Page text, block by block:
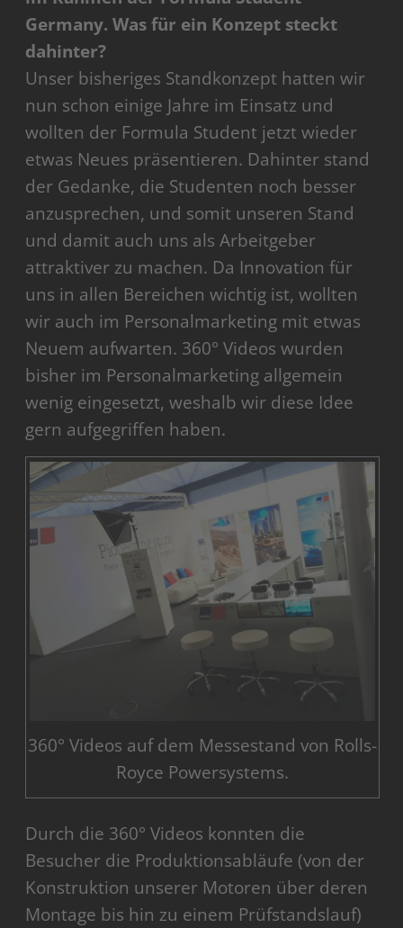
Germany. Was für ein Konzept steckt
dahinter?
Unser bisheriges Standkonzept hatten wir
nun schon einige Jahre im Einsatz und
wollten der Formula Student jetzt wieder
etwas Neues präsentieren. Dahinter stand
der Gedanke, die Studenten noch besser
anzusprechen, und somit unseren Stand
und damit auch uns als Arbeitgeber
attraktiver zu machen. Da Innovation für
uns in allen Bereichen wichtig ist, wollten
wir auch im Personalmarketing mit etwas
Neuem aufwarten. 360° Videos wurden
bisher im Personalmarketing allgemein
wenig eingesetzt, weshalb wir diese Idee
gern aufgegriffen haben.
360° Videos auf dem Messestand von Rolls-
Royce Powersystems.
Durch die 360° Videos konnten die
Besucher die Produktionsabläufe (von der
Konstruktion unserer Motoren über deren
Montage bis hin zu einem Prüfstandslauf)